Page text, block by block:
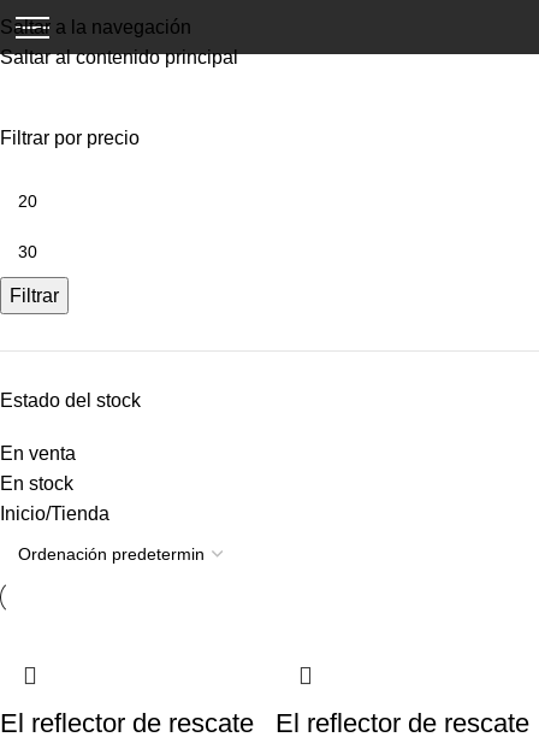
Saltar a la navegación
Saltar al contenido principal
Filtrar por precio
Filtrar
Estado del stock
En venta
En stock
Inicio Tienda
El reflector de rescate
El reflector de rescate